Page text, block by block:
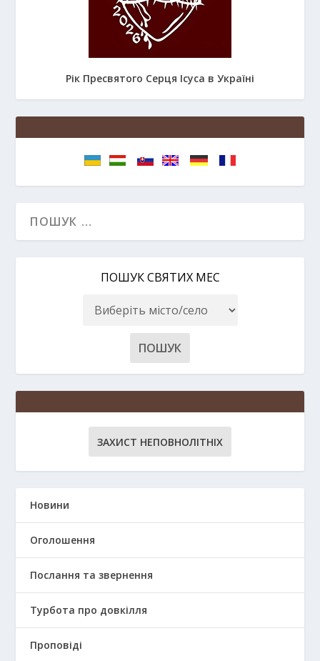
Рік Пресвятого Серця Ісуса в Україні
ПОШУК СВЯТИХ МЕС
ЗАХИСТ НЕПОВНОЛІТНІХ
Новини
Оголошення
Послання та звернення
Турбота про довкілля
Проповіді